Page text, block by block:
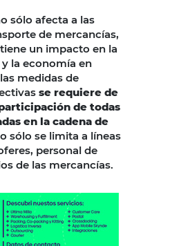
sólo afecta a las
de mercancías,
un impacto en la
la economía en
medidas de
se requiere de
de todas
en la cadena de
sólo se limita a líneas
personal de
de las mercancías.